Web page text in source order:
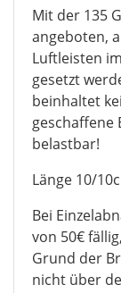
Mit der 135
angeboten,
Luftleisten
gesetzt
beinhaltet
geschaffene
belastbar!
Länge 10/
Bei
von 50€
Grund der
nicht über